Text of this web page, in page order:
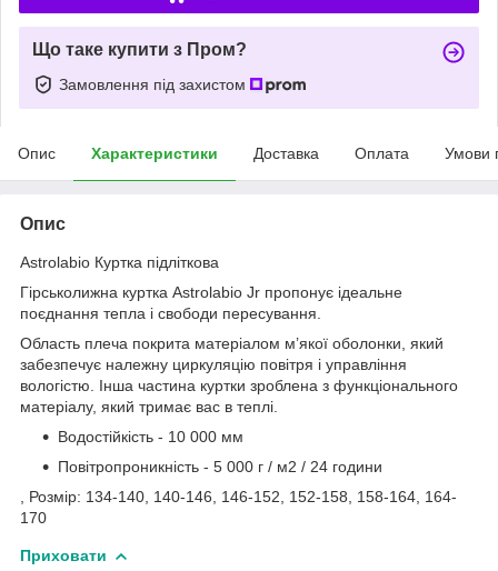
Що таке купити з Пром?
Замовлення під захистом
Опис Характеристики Доставка Оплата Умови
Опис
Astrolabio Куртка підліткова
Гірськолижна куртка Astrolabio Jr пропонує ідеальне
поєднання тепла і свободи пересування.
Область плеча покрита матеріалом м’якої оболонки, який
забезпечує належну циркуляцію повітря і управління
вологістю. Інша частина куртки зроблена з функціонального
матеріалу, який тримає вас в теплі.
Водостійкість - 10 000 мм
Повітропроникність - 5 000 г / м2 / 24 години
, Розмір: 134-140, 140-146, 146-152, 152-158, 158-164, 164-
170
Приховати